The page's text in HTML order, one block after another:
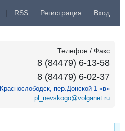
| RSS Регистрация Вход
Телефон / Факс
8 (84479) 6-13-58
8 (84479) 6-02-37
пер.Донской 1 «в»
pl_nevskogo@volganet.ru